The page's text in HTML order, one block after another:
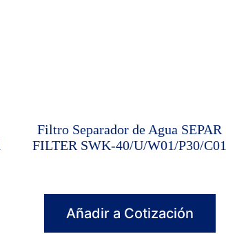
Filtro Separador de Agua SEPAR
FILTER SWK-40/U/W01/P30/C01
Añadir a Cotización